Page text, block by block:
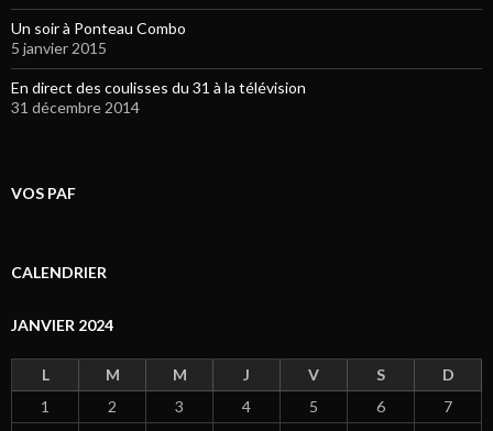
Un soir à Ponteau Combo
5 janvier 2015
En direct des coulisses du 31 à la télévision
31 décembre 2014
VOS PAF
CALENDRIER
JANVIER 2024
L M M J V S
D
1
2 3 4 5 6
7